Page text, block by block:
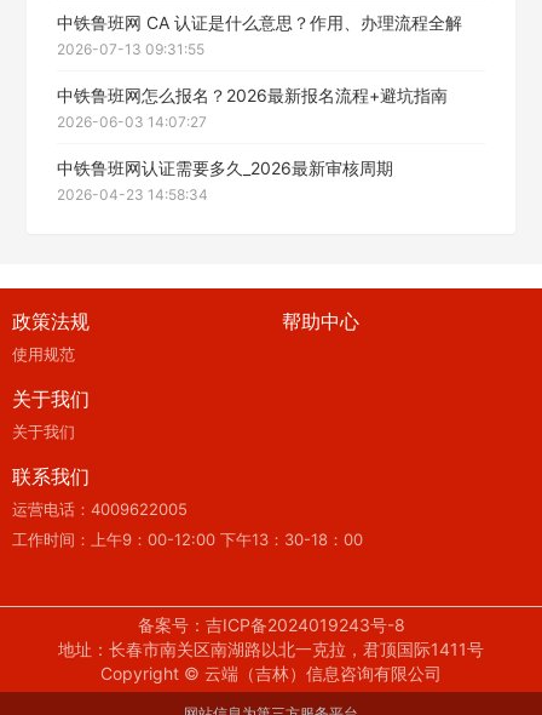
中铁鲁班网 CA 认证是什么意思？作用、办理流程全解
2026-07-13 09:31:55
中铁鲁班网怎么报名？2026最新报名流程+避坑指南
2026-06-03 14:07:27
中铁鲁班网认证需要多久_2026最新审核周期
2026-04-23 14:58:34
政策法规
使用规范
帮助中心
关于我们
关于我们
联系我们
运营电话：4009622005
工作时间：上午9：00-12:00 下午13：30-18：00
备案号：吉ICP备2024019243号-8
地址：长春市南关区南湖路以北一克拉，君顶国际1411号
Copyright © 云端（吉林）信息咨询有限公司